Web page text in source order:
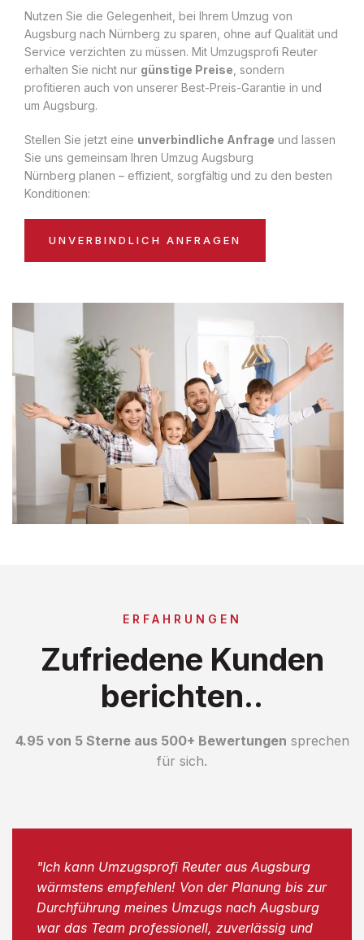
Nutzen Sie die Gelegenheit, bei Ihrem Umzug von
Augsburg nach Nürnberg zu sparen, ohne auf Qualität und
Service verzichten zu müssen. Mit Umzugsprofi Reuter
erhalten Sie nicht nur günstige Preise , sondern
profitieren auch von unserer Best-Preis-Garantie in und
um Augsburg.
Stellen Sie jetzt eine unverbindliche Anfrage und lassen
Sie uns gemeinsam Ihren Umzug Augsburg
Nürnberg planen – effizient, sorgfältig und zu den besten
Konditionen:
UNVERBINDLICH ANFRAGEN
ERFAHRUNGEN
Zufriedene Kunden
berichten..
4.95 von 5 Sterne aus 500+ Bewertungen sprechen
für sich.
"Ich kann Umzugsprofi Reuter aus Augsburg
wärmstens empfehlen! Von der Planung bis zur
Durchführung meines Umzugs nach Augsburg
war das Team professionell, zuverlässig und